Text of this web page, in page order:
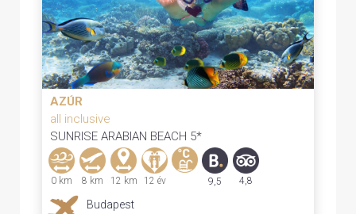
AZÚR
all inclusive
SUNRISE ARABIAN BEACH 5*
0 km 8 km 12 km 12 év 9,5 4,8
Budapest